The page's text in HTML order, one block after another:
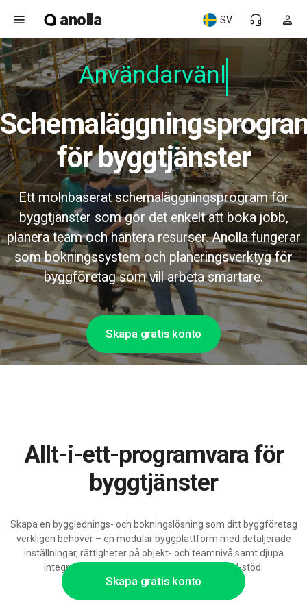
menu anolla person
headset_mic
SV
Användarvänlig
Schemaläggningsprogram
för byggtjänster
Ett molnbaserat schemaläggningsprogram för
byggtjänster som gör det enkelt att boka jobb,
planera team och hantera resurser. Anolla fungerar
som bokningssystem och planeringsverktyg för
byggföretag som vill arbeta smartare.
Skapa gratis konto
Skapa gratis konto
Allt-i-ett-programvara för
byggtjänster
Skapa en bygglednings- och bokningslösning som ditt byggföretag
verkligen behöver – en modulär byggplattform med detaljerade
inställningar, rättigheter på objekt- och teamnivå samt djupa
integrationsmöjligheter, redo att växa med AI-stöd.